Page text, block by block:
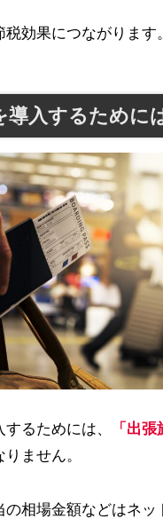
効果につながります。
導入するために
るためには、 「出張
ません。
の相場金額などはネッ